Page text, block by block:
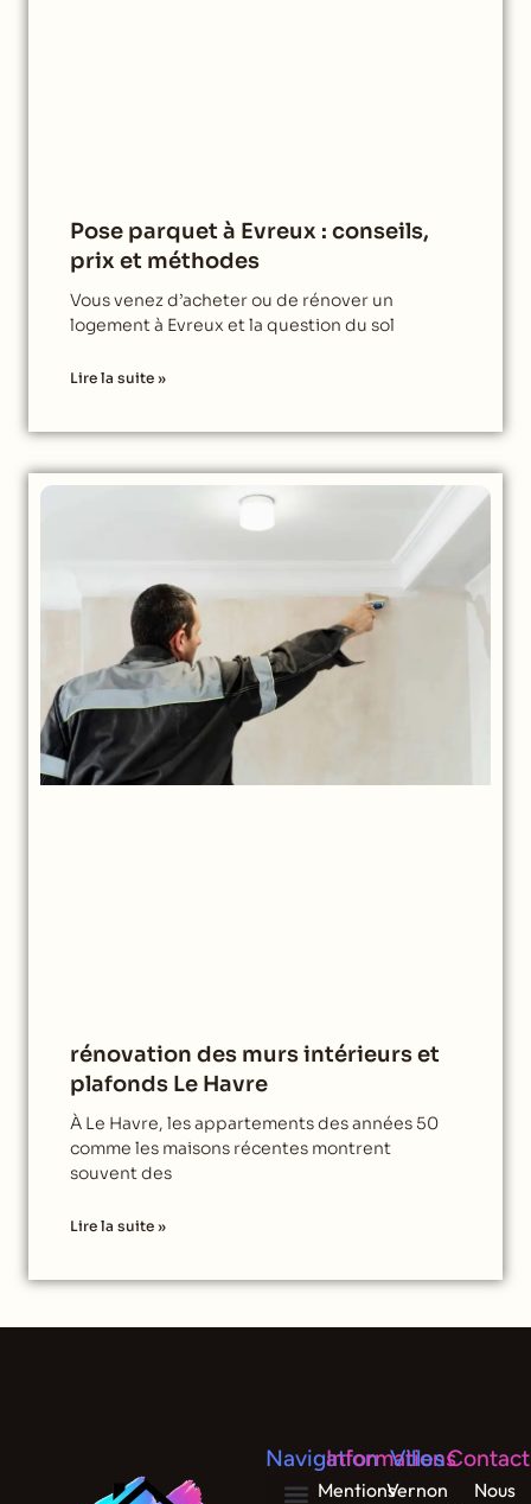
Pose parquet à Evreux : conseils,
prix et méthodes
Vous venez d’acheter ou de rénover un
logement à Evreux et la question du sol
Lire la suite »
rénovation des murs intérieurs et
plafonds Le Havre
À Le Havre, les appartements des années 50
comme les maisons récentes montrent
souvent des
Lire la suite »
NavigationInformations
Mentions
Villes
Vernon
Contact
Nous